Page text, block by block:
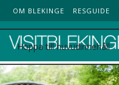
Hoppa till huvudinnehåll
Top Menu
OM BLEKINGE RESGUIDE